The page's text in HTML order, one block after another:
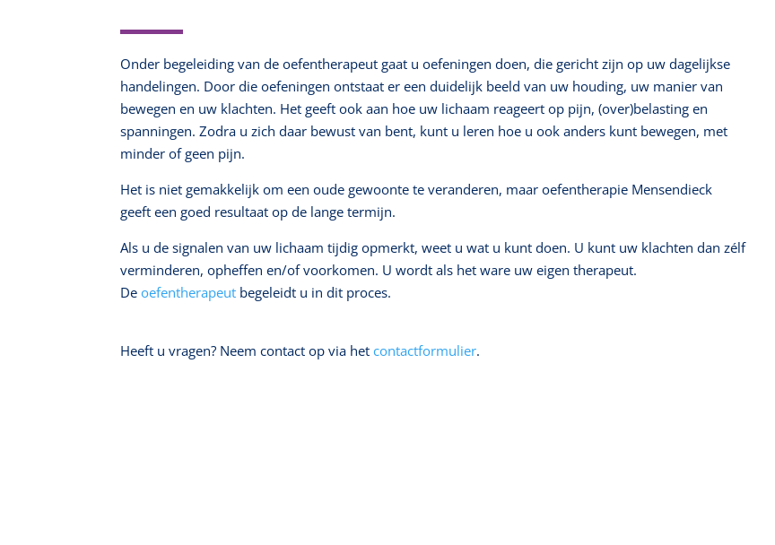
Onder begeleiding van de oefentherapeut gaat u oefeningen doen, die gericht zijn op uw dagelijkse
handelingen. Door die oefeningen ontstaat er een duidelijk beeld van uw houding, uw manier van
bewegen en uw klachten. Het geeft ook aan hoe uw lichaam reageert op pijn, (over)belasting en
spanningen. Zodra u zich daar bewust van bent, kunt u leren hoe u ook anders kunt bewegen, met
minder of geen pijn.
Het is niet gemakkelijk om een oude gewoonte te veranderen, maar oefentherapie Mensendieck
geeft een goed resultaat op de lange termijn.
Als u de signalen van uw lichaam tijdig opmerkt, weet u wat u kunt doen. U kunt uw klachten dan zélf
verminderen, opheffen en/of voorkomen. U wordt als het ware uw eigen therapeut.
De oefentherapeut begeleidt u in dit proces.
Heeft u vragen? Neem contact op via het contactformulier.